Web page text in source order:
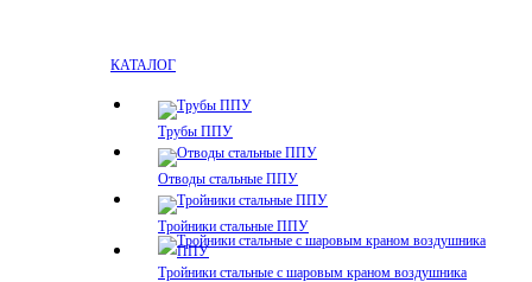
КАТАЛОГ
Трубы ППУ
Отводы стальные ППУ
Тройники стальные ППУ
Тройники стальные с шаровым краном воздушника